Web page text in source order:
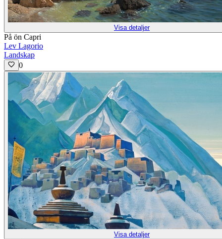
Visa detaljer
På ön Capri
Lev Lagorio
Landskap
0
Visa detaljer